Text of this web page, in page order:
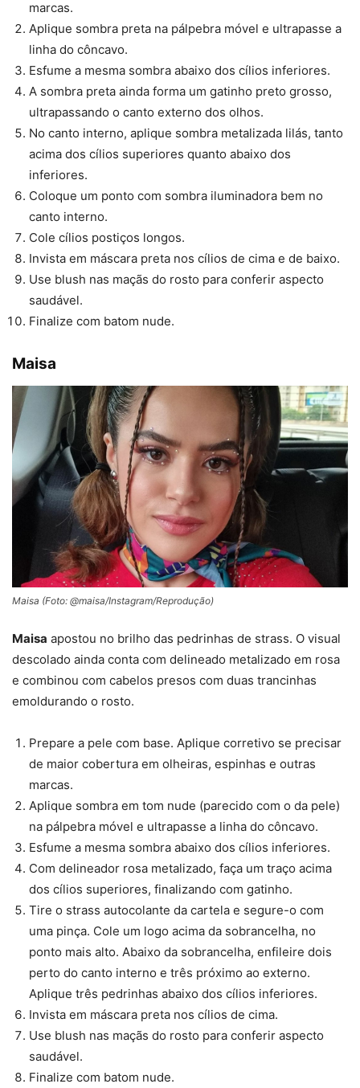
marcas.
Aplique sombra preta na pálpebra móvel e ultrapasse a
linha do côncavo.
Esfume a mesma sombra abaixo dos cílios inferiores.
A sombra preta ainda forma um gatinho preto grosso,
ultrapassando o canto externo dos olhos.
No canto interno, aplique sombra metalizada lilás, tanto
acima dos cílios superiores quanto abaixo dos
inferiores.
Coloque um ponto com sombra iluminadora bem no
canto interno.
Cole cílios postiços longos.
Invista em máscara preta nos cílios de cima e de baixo.
Use blush nas maçãs do rosto para conferir aspecto
saudável.
Finalize com batom nude.
Maisa
Maisa (Foto: @maisa/Instagram/Reprodução)
Maisa apostou no brilho das pedrinhas de strass. O visual
descolado ainda conta com delineado metalizado em rosa
e combinou com cabelos presos com duas trancinhas
emoldurando o rosto.
Prepare a pele com base. Aplique corretivo se precisar
de maior cobertura em olheiras, espinhas e outras
marcas.
Aplique sombra em tom nude (parecido com o da pele)
na pálpebra móvel e ultrapasse a linha do côncavo.
Esfume a mesma sombra abaixo dos cílios inferiores.
Com delineador rosa metalizado, faça um traço acima
dos cílios superiores, finalizando com gatinho.
Tire o strass autocolante da cartela e segure-o com
uma pinça. Cole um logo acima da sobrancelha, no
ponto mais alto. Abaixo da sobrancelha, enfileire dois
perto do canto interno e três próximo ao externo.
Aplique três pedrinhas abaixo dos cílios inferiores.
Invista em máscara preta nos cílios de cima.
Use blush nas maçãs do rosto para conferir aspecto
saudável.
Finalize com batom nude.